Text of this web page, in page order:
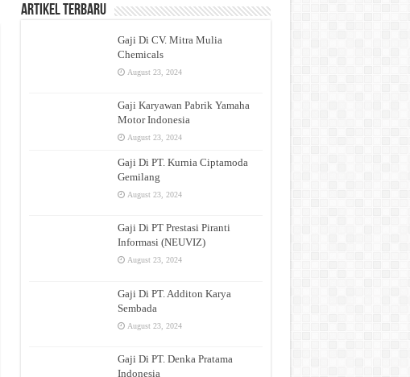
Artikel Terbaru
Gaji Di CV. Mitra Mulia
Chemicals
August 23, 2024
Gaji Karyawan Pabrik Yamaha
Motor Indonesia
August 23, 2024
Gaji Di PT. Kurnia Ciptamoda
Gemilang
August 23, 2024
Gaji Di PT Prestasi Piranti
Informasi (NEUVIZ)
August 23, 2024
Gaji Di PT. Additon Karya
Sembada
August 23, 2024
Gaji Di PT. Denka Pratama
Indonesia